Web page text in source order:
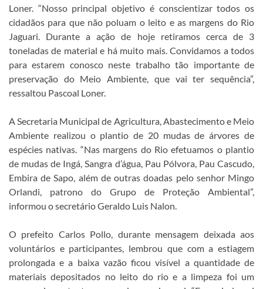
Loner. “Nosso principal objetivo é conscientizar todos os
cidadãos para que não poluam o leito e as margens do Rio
Jaguari. Durante a ação de hoje retiramos cerca de 3
toneladas de material e há muito mais. Convidamos a todos
para estarem conosco neste trabalho tão importante de
preservação do Meio Ambiente, que vai ter sequência”,
ressaltou Pascoal Loner.
A Secretaria Municipal de Agricultura, Abastecimento e Meio
Ambiente realizou o plantio de 20 mudas de árvores de
espécies nativas. “Nas margens do Rio efetuamos o plantio
de mudas de Ingá, Sangra d’água, Pau Pólvora, Pau Cascudo,
Embira de Sapo, além de outras doadas pelo senhor Mingo
Orlandi, patrono do Grupo de Proteção Ambiental”,
informou o secretário Geraldo Luis Nalon.
O prefeito Carlos Pollo, durante mensagem deixada aos
voluntários e participantes, lembrou que com a estiagem
prolongada e a baixa vazão ficou visível a quantidade de
materiais depositados no leito do rio e a limpeza foi um